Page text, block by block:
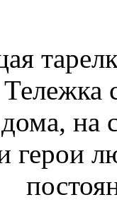
на
герои